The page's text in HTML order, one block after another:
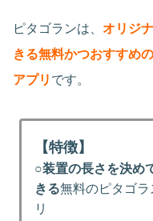
ピタゴランは、 オリジ
きる無料かつおすすめ
アプリ です。
【特徴】
○装置の長さを決め
きる無料のピタゴ
リ